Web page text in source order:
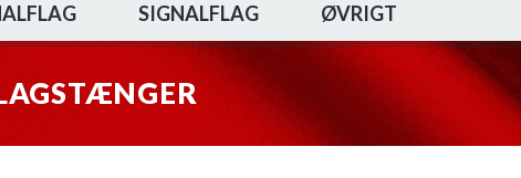
SIGNALFLAG ØVRIGT